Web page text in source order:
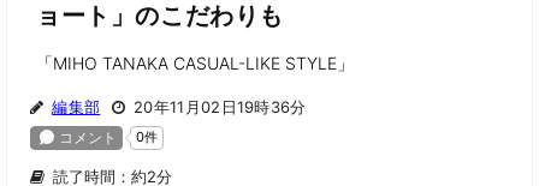
ョート」のこだわりも
「MIHO TANAKA CASUAL-LIKE STYLE」
編集部 20年11月02日19時36分
読了時間：約2分